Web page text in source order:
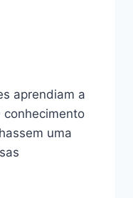
aprendiam a
uma